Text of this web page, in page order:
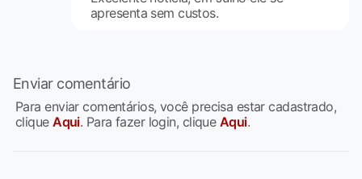
apresenta sem custos.
Enviar comentário
Para enviar comentários, você precisa estar cadastrado,
cliqueAqui. Para fazer login, clique Aqui.